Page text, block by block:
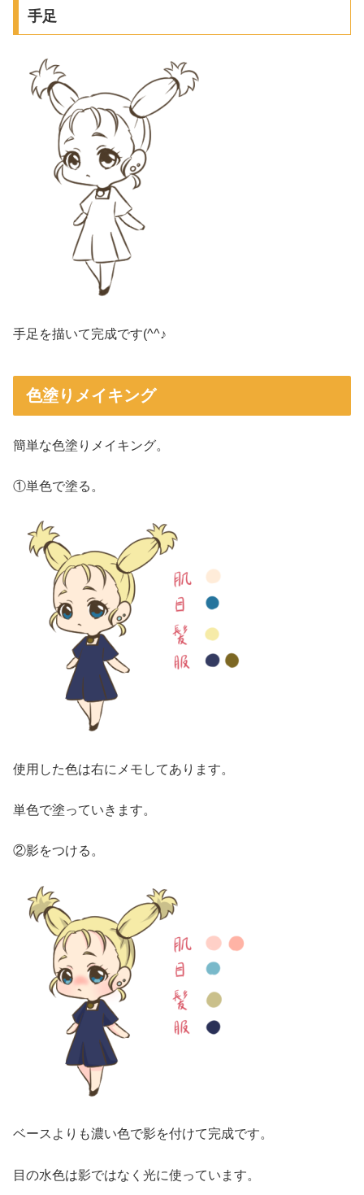
手足
手足を描いて完成です(^^♪
色塗りメイキング
簡単な色塗りメイキング。
①単色で塗る。
使用した色は右にメモしてあります。
単色で塗っていきます。
②影をつける。
ベースよりも濃い色で影を付けて完成です。
目の水色は影ではなく光に使っています。